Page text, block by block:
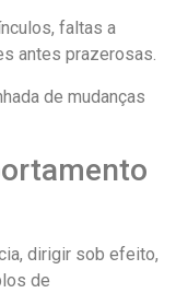
faltas a
antes prazerosas.
de mudanças
dirigir sob efeito,
de